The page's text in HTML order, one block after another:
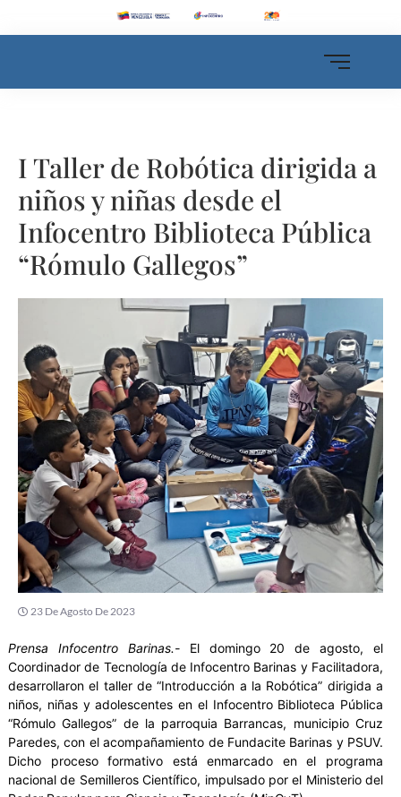
I Taller de Robótica dirigida a
niños y niñas desde el
Infocentro Biblioteca Pública
“Rómulo Gallegos”
23 De Agosto De 2023
Prensa Infocentro Barinas.-El domingo 20 de agosto, el
Coordinador de Tecnología de Infocentro Barinas y Facilitadora,
desarrollaron el taller de “Introducción a la Robótica” dirigida a
niños, niñas y adolescentes en el Infocentro Biblioteca Pública
“Rómulo Gallegos” de la parroquia Barrancas, municipio Cruz
Paredes, con el acompañamiento de Fundacite Barinas y PSUV.
Dicho proceso formativo está enmarcado en el programa
nacional de Semilleros Científico, impulsado por el Ministerio del